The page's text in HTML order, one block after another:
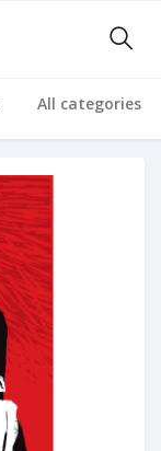
All categories